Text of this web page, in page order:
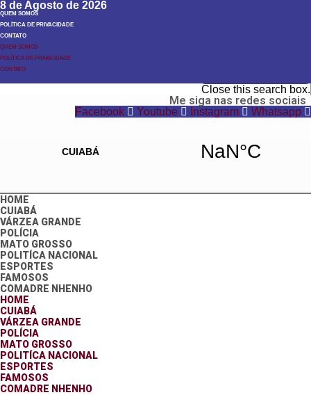
8 de Agosto de 2026
QUEM SOMOS
POLÍTICA DE PRIVACIDADE
CONTATO
QUEM SOMOS
POLÍTICA DE PRIVACIDADE
CONTATO
Close this search box.
Me siga nas redes sociais
Facebook Youtube Instagram Whatsapp
HOME
CUIABÁ
VÁRZEA GRANDE
POLÍCIA
MATO GROSSO
POLITÍCA NACIONAL
ESPORTES
FAMOSOS
COMADRE NHENHO
HOME
CUIABÁ
VÁRZEA GRANDE
POLÍCIA
MATO GROSSO
POLITÍCA NACIONAL
ESPORTES
FAMOSOS
COMADRE NHENHO